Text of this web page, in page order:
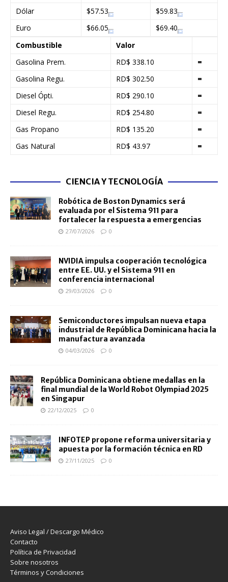
Dólar
$57.53
$59.83
Euro
$66.05
$69.40
Combustible
Valor
Gasolina Prem.
RD$ 338.10
=
Gasolina Regu.
RD$ 302.50
=
Diesel Ópti.
RD$ 290.10
=
Diesel Regu.
RD$ 254.80
=
Gas Propano
RD$ 135.20
=
Gas Natural
RD$ 43.97 =
CIENCIA Y TECNOLOGÍA
Robótica de Boston Dynamics será
evaluada por el Sistema 911 para
fortalecer la respuesta a emergencias
27/07/2026 0
NVIDIA impulsa cooperación tecnológica
entre EE. UU. y el Sistema 911 en
conferencia internacional
29/03/2026 0
Semiconductores impulsan nueva etapa
industrial de República Dominicana hacia la
manufactura avanzada
04/03/2026 0
República Dominicana obtiene medallas en la
final mundial de la World Robot Olympiad 2025
en Singapur
22/12/2025 0
INFOTEP propone reforma universitaria y
apuesta por la formación técnica en RD
27/11/2025 0
Aviso Legal / Descargo Médico
Contacto
Política de Privacidad
Sobre nosotros
Términos y Condiciones